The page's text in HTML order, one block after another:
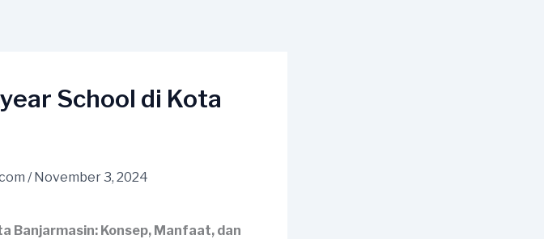
School di Kota
/ November 3, 2024
Banjarmasin: Konsep, Manfaat, dan